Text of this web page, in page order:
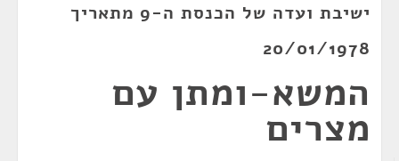
ישיבת ועדה של הכנסת ה-9 מתאריך
20/01/1978
המשא-ומתן עם
מצרים